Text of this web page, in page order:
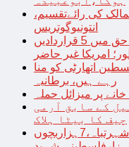
کی رائےتقسیم،
انتونیوگوتریس
اقوام متحدہ میں فلسطینیوں کے حق میں 5 قراردادیں
امریکا غیر حاضر
اتھارٹی کو منا
رہے ہیں، برطانیہ
پر میزائل حملہ
کے سابق آرمی
چیف کا بیٹا ہلاک
حماس اسرائیل جنگ،2ماہ مکمل: غزہ شہرتباہ،7ہزاربچوں